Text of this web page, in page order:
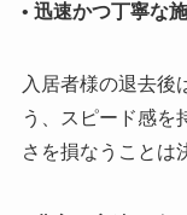
• 迅速かつ丁寧な
入居者様の退去後
う、スピード感を
さを損なうことは